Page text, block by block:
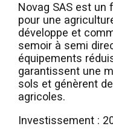
Novag SAS est un
pour une
développe et
semoir à semi
équipements
garantissent une
sols et génèrent
agricoles.
Investissement :